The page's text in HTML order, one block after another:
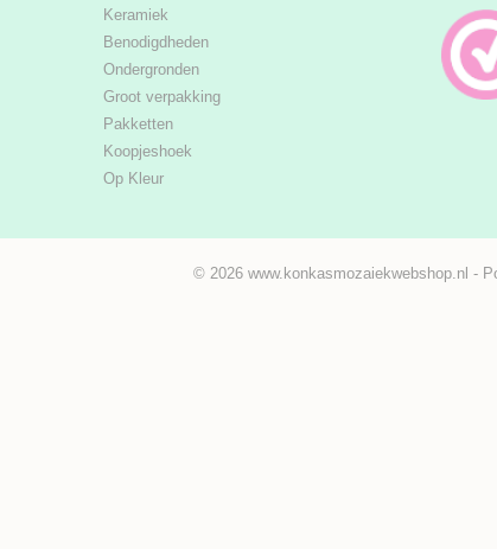
Keramiek
Benodigdheden
Ondergronden
Groot verpakking
Pakketten
Koopjeshoek
Op Kleur
© 2026 www.konkasmozaiekwebshop.nl -